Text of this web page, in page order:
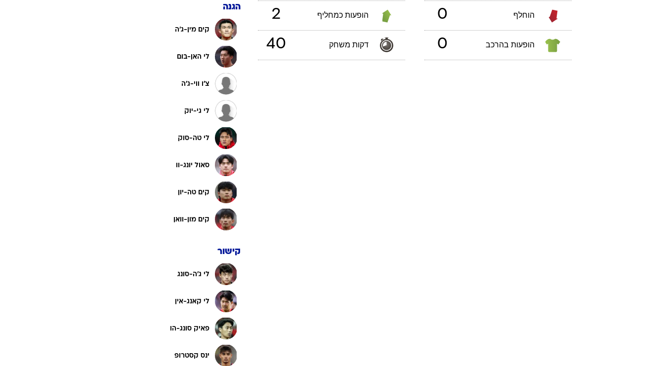
ספורט בחקירה
מונדיאל 2014
יורו 2012
גולף
תקצירים
הוחלף 0 הופעות כמחליף 2
הופעות בהרכב 0 דקות משחק 40
הגנה
קים מין-ג'ה
לי האן-בום
צ'ו ווי-ג'ה
לי גי-יוק
לי טה-סוק
סאול יונג-וו
קים טה-יון
קים מון-וואן
קישור
לי ג'ה-סונג
לי קאנג-אין
פאיק סונג-הו
ינס קסטרופ